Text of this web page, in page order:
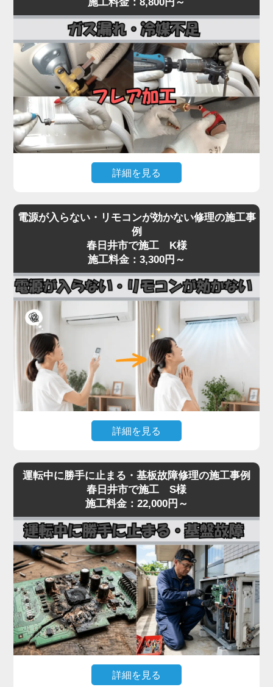
まで一貫対応。
最短即日対応で、内部の詰まりや劣化を根本から取
り除き、再発を防ぎます。
水漏れに気付いたら、お早めにプロの点検をご依頼
ください。
常が原因として考えられます。
経年劣化により、室外機内部のベアリングが摩耗し
てうなり音が出たり、ファン羽根に枯葉や異物が当
たって異音を発する事例も多く見られます。
「家電の達人」では、こうした異音・振動トラブル
に対して、室外機の分解点検・ファン羽根の調整・
モーター動作確認を行い、必要に応じて部品交換を
実施。
特にコンプレッサーから低い唸り音が継続する場合
は、内部の冷媒圧縮機構が故障している可能性があ
り、早期対応が重要です。
スクにもつながるため、初期段階での点検が肝心。
気になる音や振動があれば、お早めにご相談くださ
詳細を見る
付いている」「冷房運転中に氷が張る」といった症
状は、冷媒ガスが漏れているサインです。
冷媒ガスは本来密閉系で循環しているため、減るこ
接続部（フレアナット）の緩み、配管自体のピンホ
ール、室内機の熱交換器からの微少漏れなどです。
実際の現場では、設置から10年以上経過したエアコ
ンで配管劣化によるガス漏れが多発しており、補充
だけでは数ヶ月で再発するため、漏れ箇所の特定・
修理が不可欠です。
「家電の達人」では、ガス漏れ点検（窒素加圧テス
ト）・漏れ箇所の修理・冷媒ガスの補充まで一貫対
応。R32・R410Aどちらの冷媒にも対応しておりま
き付き、本体交換が必要な高額修理に発展します。
冷房・暖房の効きが急に悪くなったと感じたら、お
早めにご相談ください。
電源が入らない・リモコンが効かない修理の施工事
例
春日井市で施工 K様
施工料金：3,300円～
詳細を見る
応がないといった症状は、リモコン受光基板の故
障、本体の電源基板の故障、内部ヒューズの切断ま
で、原因が幅広いトラブルです。
見た目では原因の切り分けが困難で、無理に何度も
電源を入れ直すと、生きていた他の基板まで巻き込
んで故障が拡大するリスクがあります。
「家電の達人」では、テスターで本体への入力電
圧、電源基板の出力電圧、受光基板の出力信号を順
番に切り分けて点検。リモコン故障なら互換リモコ
ンの取り寄せ、本体側なら電源基板・受光基板の交
換に対応します。
突然停止して動かない症状は基板系トラブルが大半
なので、まずはお早めに点検をご依頼ください。夏
運転中に勝手に止まる・基板故障修理の施工事例
春日井市で施工 S様
施工料金：22,000円～
詳細を見る